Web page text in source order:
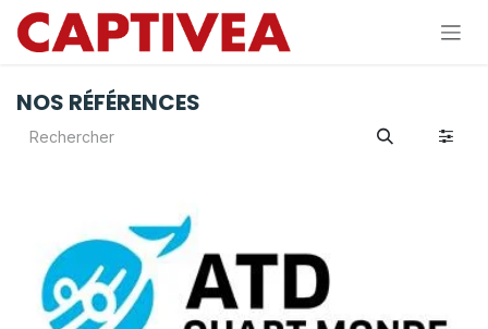
Se rendre au contenu
NOS RÉFÉRENCES